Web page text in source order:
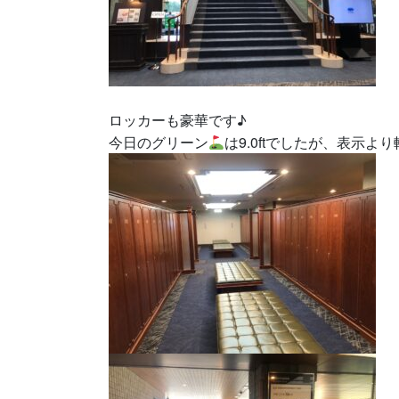
ロッカーも豪華です♪
今日のグリーン
は9.0ftでしたが、表示よ